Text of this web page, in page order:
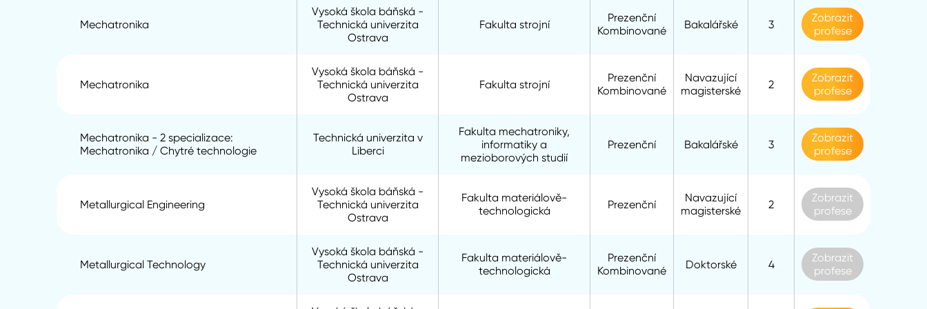
Mechatronika
Vysoká škola báňská -
Technická univerzita
Ostrava
Fakulta strojní
Prezenční
Kombinované
Bakalářské 3
Zobrazit
profese
Mechatronika
Vysoká škola báňská -
Technická univerzita
Ostrava
Fakulta strojní
Prezenční
Kombinované
Navazující
magisterské
2
Zobrazit
profese
Mechatronika - 2 specializace:
Mechatronika / Chytré technologie
Technická univerzita v
Liberci
Fakulta mechatroniky,
informatiky a
mezioborových studií
Prezenční Bakalářské 3
Zobrazit
profese
Metallurgical Engineering
Vysoká škola báňská -
Technická univerzita
Ostrava
Fakulta materiálově-
technologická
Prezenční
Navazující
magisterské
2
Zobrazit
profese
Metallurgical Technology
Vysoká škola báňská -
Technická univerzita
Ostrava
Fakulta materiálově-
technologická
Prezenční
Kombinované
Doktorské 4
Zobrazit
profese